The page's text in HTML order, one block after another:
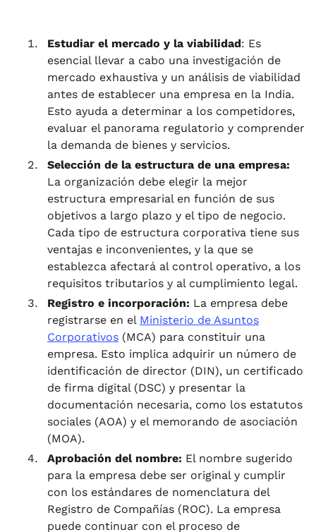
Estudiar el mercado y la viabilidad: Es
esencial llevar a cabo una investigación de
mercado exhaustiva y un análisis de viabilidad
antes de establecer una empresa en la India.
Esto ayuda a determinar a los competidores,
evaluar el panorama regulatorio y comprender
la demanda de bienes y servicios.
Selección de la estructura de una empresa:
La organización debe elegir la mejor
estructura empresarial en función de sus
objetivos a largo plazo y el tipo de negocio.
Cada tipo de estructura corporativa tiene sus
ventajas e inconvenientes, y la que se
establezca afectará al control operativo, a los
requisitos tributarios y al cumplimiento legal.
Registro e incorporación: La empresa debe
registrarse en el Ministerio de Asuntos
Corporativos (MCA) para constituir una
empresa. Esto implica adquirir un número de
identificación de director (DIN), un certificado
de firma digital (DSC) y presentar la
documentación necesaria, como los estatutos
sociales (AOA) y el memorando de asociación
(MOA).
Aprobación del nombre: El nombre sugerido
para la empresa debe ser original y cumplir
con los estándares de nomenclatura del
Registro de Compañías (ROC). La empresa
puede continuar con el proceso de